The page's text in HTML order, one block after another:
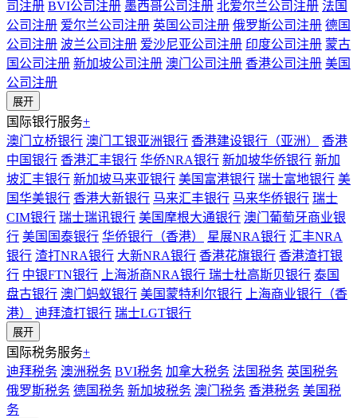
司注册 BVI公司注册 墨西哥公司注册 北爱尔兰公司注册 法国
公司注册 爱尔兰公司注册 英国公司注册 俄罗斯公司注册 德国
公司注册 波兰公司注册 爱沙尼亚公司注册 印度公司注册 蒙古
国公司注册 新加坡公司注册 澳门公司注册 香港公司注册 美国
公司注册
展开
国际银行服务+
澳门立桥银行 澳门工银亚洲银行 香港建设银行（亚洲）
香港
中国银行 香港汇丰银行 华侨NRA银行 新加坡华侨银行 新加
坡汇丰银行 新加坡马来亚银行 美国富港银行 瑞士富地银行 美
国华美银行 香港大新银行 马来汇丰银行 马来华侨银行 瑞士
CIM银行 瑞士瑞讯银行 美国摩根大通银行 澳门葡萄牙商业银
行 美国国泰银行 华侨银行（香港） 星展NRA银行 汇丰NRA
银行 渣打NRA银行 大新NRA银行 香港花旗银行 香港渣打银
行 中银FTN银行 上海浙商NRA银行 瑞士杜高斯贝银行 泰国
盘古银行 澳门蚂蚁银行 美国蒙特利尔银行
上海商业银行（香
港）
迪拜渣打银行 瑞士LGT银行
展开
国际税务服务+
迪拜税务 澳洲税务 BVI税务 加拿大税务 法国税务 英国税务
俄罗斯税务 德国税务 新加坡税务 澳门税务 香港税务 美国税
务